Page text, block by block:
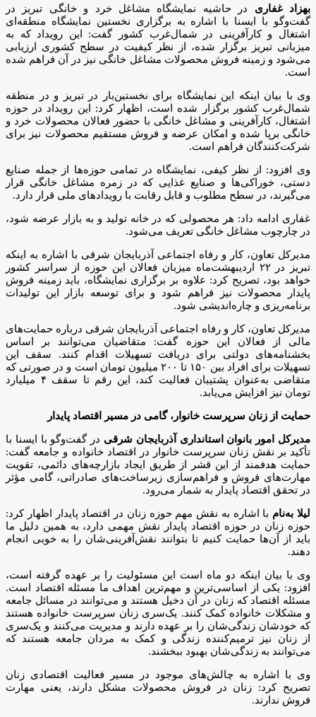
بهزاد غفاری در حاشیه نمایشگاه مشاغل خرد و خانگی تبریز در
گفت‌وگو با ایسنا با اشاره به برگزاری نخستین نمایشگاه منطقه‌ای
اشتغال و کارآفرینی در شمال‌غرب کشور گفت: این رویداد که به
میزبانی تبریز برگزار شده، از نظر کیفیت در سطح کشوری ارزیابی
می‌شود و زمینه فروش محصولات مشاغل خانگی نیز در آن فراهم شده
است.
وی با بیان اینکه این نمایشگاه برای نخستین‌بار در تبریز و در منطقه
شمال‌غرب کشور برگزار شده است، اظهار کرد: این رویداد در حوزه
اشتغال، کارآفرینی و مشاغل خانگی با حضور فعالان محصولات خرد و
خانگی برپا شده و امکان عرضه و فروش مستقیم محصولات نیز برای
شرکت‌کنندگان فراهم است.
وی افزود: از نظر کیفی، نمایشگاه در تمامی حوزه‌ها از جمله صنایع
دستی، خوراکی‌ها و صنایع غذایی که در زمره مشاغل خانگی قرار
می‌گیرند، در سطح مطلوب و قابل رقابت با رویدادهای ملی قرار دارد.
غفاری ادامه داد: هر محصولی که در خانه تولید و به بازار عرضه شود،
در چارچوب مشاغل خانگی تعریف می‌شود.
مدیرکل تعاون، کار و رفاه اجتماعی آذربایجان شرقی با اشاره به اینکه
تبریز در ۲۲ اردیبهشت‌ماه میزبان فعالان این حوزه از سراسر کشور
خواهد بود، تصریح کرد: علاوه بر برگزاری نمایشگاه، باید زمینه فروش
پایدار محصولات نیز فراهم شود و برای توسعه بازار این تولیدات
برنامه‌ریزی و چاره‌اندیشی شود.
مدیرکل تعاون، کار و رفاه اجتماعی آذربایجان شرقی درباره حمایت‌های
مالی از فعالان این حوزه گفت: متقاضیان می‌توانند بر اساس
بخشنامه‌های دولتی برای دریافت تسهیلات اقدام کنند. سقف این
تسهیلات برای افراد بین ۱۵۰ تا ۲۰۰ میلیون تومان است و در صورتی که
متقاضی به‌عنوان پشتیبان فعالیت کند، این رقم تا سقف ۴ میلیارد
تومان نیز افزایش می‌یابد.
حمایت از زنان سرپرست خانوار، گامی در مسیر اقتصاد پایدار
مدیرکل امور بانوان استانداری آذربایجان شرقی در گفت‌وگو با ایسنا با
تأکید بر نقش زنان سرپرست خانوار در اقتصاد خانواده و جامعه گفت:
حمایت هدفمند از این قشر از طریق ایجاد بازارچه‌های دائمی، تقویت
مهارت‌های فروش و فراهم‌سازی زیرساخت‌های صادراتی، گامی مؤثر
در تحقق اقتصاد پایدار به شمار می‌رود.
لیلا به‌نام با اشاره به نقش مهم حوزه زنان در اقتصاد پایدار اظهار کرد:
حوزه زنان در حوزه اقتصاد پایدار نقش مهمی دارد، به همین دلیل ما
باید از آن‌ها حمایت کنیم تا بتوانند نقش‌آفرینی‌شان را به خوبی انجام
دهند.
وی با بیان اینکه دو ماه است این مسئولیت را بر عهده گرفته است،
افزود: یکی از اساسی‌ترین و مهم‌ترین اهداف ما مسئله اقتصاد است.
مسئله اقتصاد که زنان در آن دخیل هستند و می‌توانند در مسائل جامعه
و مشکلات خانواده کمک کنند. یک‌سری زنان سرپرست خانواده هستند
که خودشان زندگی‌شان را بر عهده دارند و مدیریت می‌کنند و یک‌سری
از زنان نیز ترمیم‌کننده زندگی و کمک به مردان جامعه هستند که
می‌توانند به زندگی‌شان بهبود ببخشند.
وی با اشاره به چالش‌های موجود در مسیر فعالیت اقتصادی زنان
تصریح کرد: زنان در فروش محصولات مشکل دارند، یعنی مهارت
فروش ندارند.